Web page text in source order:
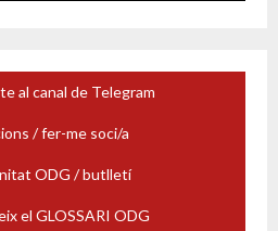
al canal de Telegram
/ fer-me soci/a
ODG / butlletí
el GLOSSARI ODG